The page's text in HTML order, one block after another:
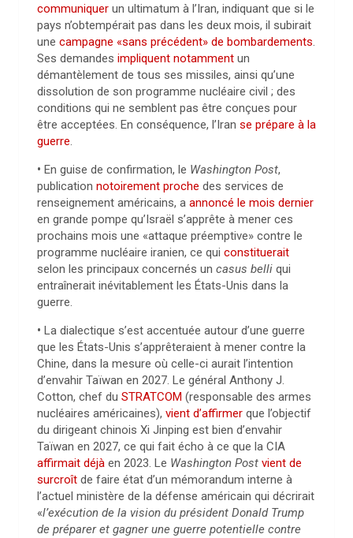
communiquer un ultimatum à l’Iran, indiquant que si le
pays n’obtempérait pas dans les deux mois, il subirait
une campagne «sans précédent» de bombardements.
Ses demandes impliquent notamment un
démantèlement de tous ses missiles, ainsi qu’une
dissolution de son programme nucléaire civil ; des
conditions qui ne semblent pas être conçues pour
être acceptées. En conséquence, l’Iran se prépare à la
guerre.
• En guise de confirmation, le Washington Post,
publication notoirement proche des services de
renseignement américains, a annoncé le mois dernier
en grande pompe qu’Israël s’apprête à mener ces
prochains mois une «attaque préemptive» contre le
programme nucléaire iranien, ce qui constituerait
selon les principaux concernés un casus belli qui
entraînerait inévitablement les États-Unis dans la
guerre.
• La dialectique s’est accentuée autour d’une guerre
que les États-Unis s’apprêteraient à mener contre la
Chine, dans la mesure où celle-ci aurait l’intention
d’envahir Taïwan en 2027. Le général Anthony J.
Cotton, chef du STRATCOM (responsable des armes
nucléaires américaines), vient d’affirmer que l’objectif
du dirigeant chinois Xi Jinping est bien d’envahir
Taïwan en 2027, ce qui fait écho à ce que la CIA
affirmait déjà en 2023. Le Washington Post vient de
surcroît de faire état d’un mémorandum interne à
l’actuel ministère de la défense américain qui décrirait
«l’exécution de la vision du président Donald Trump
de préparer et gagner une guerre potentielle contre